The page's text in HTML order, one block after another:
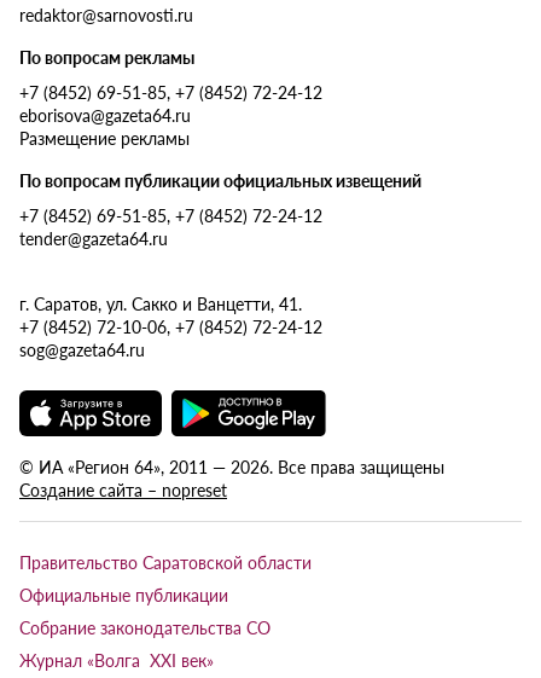
redaktor@sarnovosti.ru
По вопросам рекламы
+7 (8452) 69-51-85, +7 (8452) 72-24-12
eborisova@gazeta64.ru
Размещение рекламы
По вопросам публикации официальных извещений
+7 (8452) 69-51-85, +7 (8452) 72-24-12
tender@gazeta64.ru
г. Саратов, ул. Сакко и Ванцетти, 41.
+7 (8452) 72-10-06, +7 (8452) 72-24-12
sog@gazeta64.ru
© ИА «Регион 64», 2011 — 2026. Все права защищены
Создание сайта – nopreset
Правительство Саратовской области
Официальные публикации
Собрание законодательства СО
Журнал «Волга XXI век»